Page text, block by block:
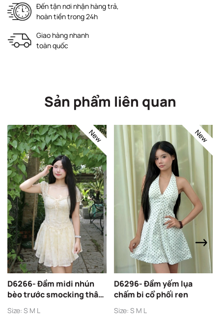
Đến tận nơi nhận hàng trả,
hoàn tiền trong 24h
Giao hàng nhanh
toàn quốc
Sản phẩm liên quan
New
D6266- Đầm midi nhún
bèo trước smocking thân
sau
Size: S M L
New
D6296- Đầm yếm lụa
chấm bi cổ phối ren
Size: S M L